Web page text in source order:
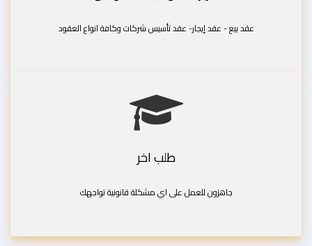
عقد بيع - عقد إيجار- عقد تأسيس شركات وكافة انواع العقود
طلب اخر
جاهزون للعمل على اي مشكلة قانونية تواجهك